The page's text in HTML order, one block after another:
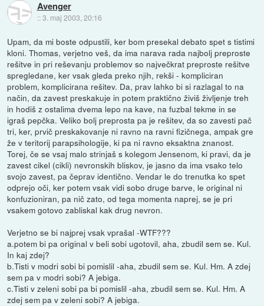
Avenger
::3. maj 2003, 20:16
Upam, da mi boste odpustili, ker bom presekal debato spet s tistimi
kloni. Thomas, verjetno veš, da ima narava rada najbolj preproste
rešitve in pri reševanju problemov so največkrat preproste rešitve
spregledane, ker vsak gleda preko njih, rekši - kompliciran
problem, komplicirana rešitev. Da, prav lahko bi si razlagal to na
način, da zavest preskakuje in potem praktično živiš življenje treh
in hodiš z ostalima dvema lepo na kave, na fuzbal tekme in se
igraš pepčka. Veliko bolj preprosta pa je rešitev, da so zavesti pač
tri, ker, prvič preskakovanje ni ravno na ravni fizičnega, ampak gre
že v teritorij parapsihologije, ki pa ni ravno eksaktna znanost.
Torej, če se vsaj malo strinjaš s kolegom Jensenom, ki pravi, da je
zavest cikel (cikli) nevronskih bliskov, je jasno da ima vsako telo
svojo zavest, pa čeprav identično. Vendar le do trenutka ko spet
odprejo oči, ker potem vsak vidi sobo druge barve, le original ni
konfuzioniran, pa nič zato, od tega momenta naprej, se je pri
vsakem gotovo zabliskal kak drug nevron.
Verjetno se bi najprej vsak vprašal -WTF???
a.potem bi pa original v beli sobi ugotovil, aha, zbudil sem se. Kul.
In kaj zdej?
b.Tisti v modri sobi bi pomislil -aha, zbudil sem se. Kul. Hm. A zdej
sem pa v modri sobi? A jebiga.
c.Tisti v zeleni sobi pa bi pomislil -aha, zbudil sem se. Kul. Hm. A
zdej sem pa v zeleni sobi? A jebiga.